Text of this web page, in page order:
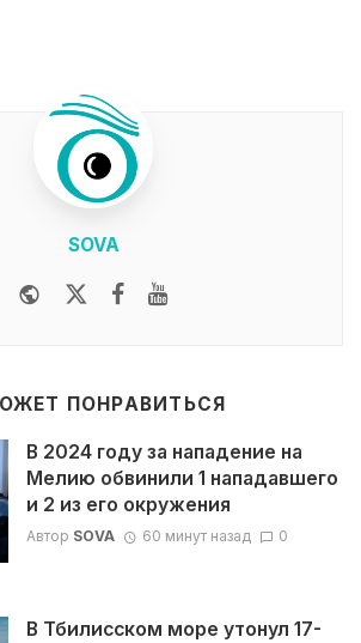
SOVA
WebsiteTwitterFacebook
ПОНРАВИТЬСЯ
В 2024 году за нападение на
Мелию обвинили 1 нападавшего
и 2 из его окружения
Автор SOVA 60 минут назад 0
В Тбилисском море утонул 17-